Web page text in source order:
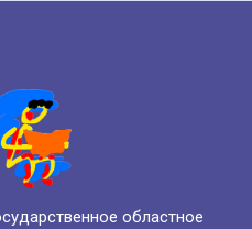
областное